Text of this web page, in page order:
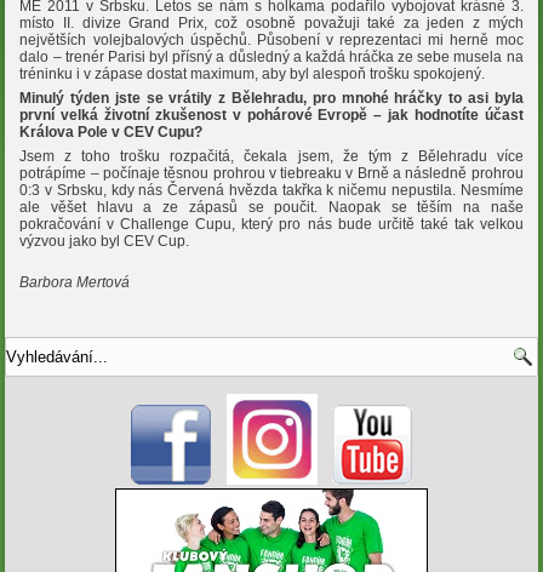
ME 2011 v Srbsku. Letos se nám s holkama podařilo vybojovat krásné 3.
místo II. divize Grand Prix, což osobně považuji také za jeden z mých
největších volejbalových úspěchů. Působení v reprezentaci mi herně moc
dalo – trenér Parisi byl přísný a důsledný a každá hráčka ze sebe musela na
tréninku i v zápase dostat maximum, aby byl alespoň trošku spokojený.
Minulý týden jste se vrátily z Bělehradu, pro mnohé hráčky to asi byla
první velká životní zkušenost v pohárové Evropě – jak hodnotíte účast
Králova Pole v CEV Cupu?
Jsem z toho trošku rozpačitá, čekala jsem, že tým z Bělehradu více
potrápíme – počínaje těsnou prohrou v tiebreaku v Brně a následně prohrou
0:3 v Srbsku, kdy nás Červená hvězda takřka k ničemu nepustila. Nesmíme
ale věšet hlavu a ze zápasů se poučit. Naopak se těším na naše
pokračování v Challenge Cupu, který pro nás bude určitě také tak velkou
výzvou jako byl CEV Cup.
Barbora Mertová